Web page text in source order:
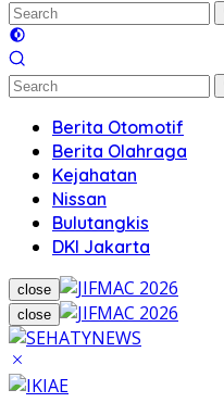
Berita Otomotif
Berita Olahraga
Kejahatan
Nissan
Bulutangkis
DKI Jakarta
close
close